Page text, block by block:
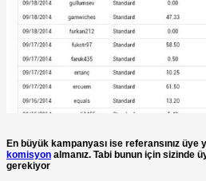
En büyük kampanyası ise referansınız üye
komisyon almanız. Tabi bunun için sizinde
gerekiyor